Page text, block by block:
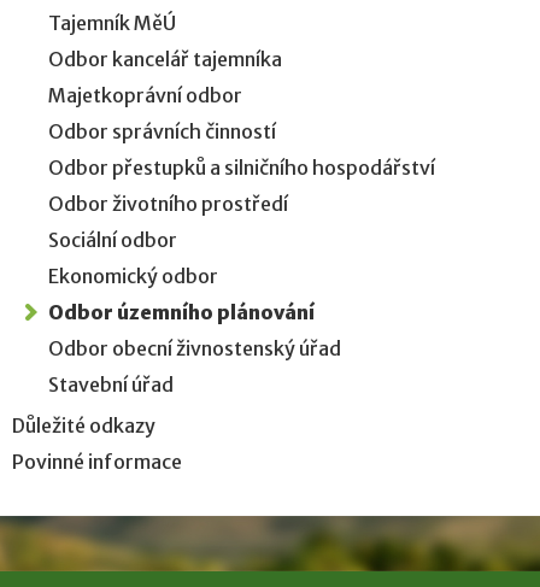
Tajemník MěÚ
Odbor kancelář tajemníka
Majetkoprávní odbor
Odbor správních činností
Odbor přestupků a silničního hospodářství
Odbor životního prostředí
Sociální odbor
Ekonomický odbor
Odbor územního plánování
Odbor obecní živnostenský úřad
Stavební úřad
Důležité odkazy
Povinné informace